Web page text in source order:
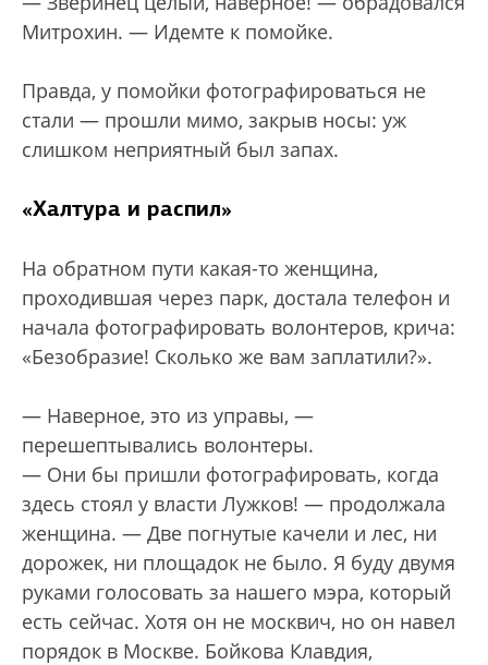
Митрохин. — Идемте к помойке.
Правда, у помойки фотографироваться не
стали — прошли мимо, закрыв носы: уж
слишком неприятный был запах.
«Халтура и распил»
На обратном пути какая-то женщина,
проходившая через парк, достала телефон и
начала фотографировать волонтеров, крича:
«Безобразие! Сколько же вам заплатили?».
— Наверное, это из управы, —
перешептывались волонтеры.
— Они бы пришли фотографировать, когда
здесь стоял у власти Лужков! — продолжала
женщина. — Две погнутые качели и лес, ни
дорожек, ни площадок не было. Я буду двумя
руками голосовать за нашего мэра, который
есть сейчас. Хотя он не москвич, но он навел
порядок в Москве. Бойкова Клавдия,